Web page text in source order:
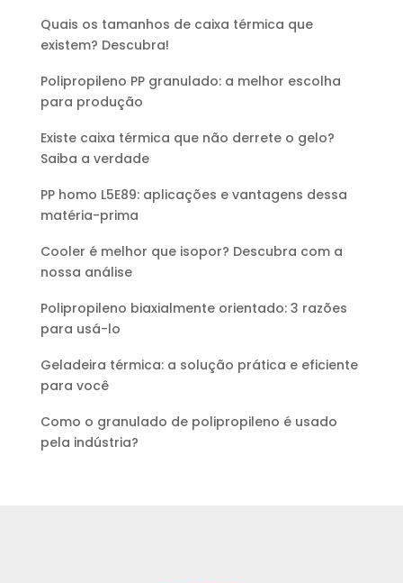
Quais os tamanhos de caixa térmica que
existem? Descubra!
Polipropileno PP granulado: a melhor escolha
para produção
Existe caixa térmica que não derrete o gelo?
Saiba a verdade
PP homo L5E89: aplicações e vantagens dessa
matéria-prima
Cooler é melhor que isopor? Descubra com a
nossa análise
Polipropileno biaxialmente orientado: 3 razões
para usá-lo
Geladeira térmica: a solução prática e eficiente
para você
Como o granulado de polipropileno é usado
pela indústria?